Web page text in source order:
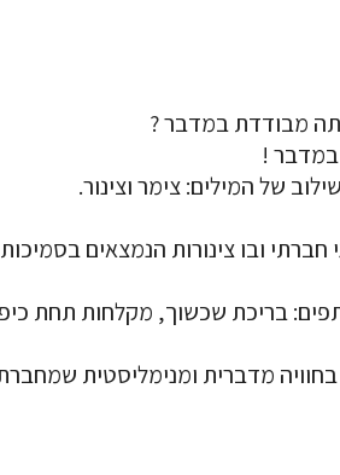
מבודדת במדבר ?
במדבר !
של המילים: צימר וצינור.
ובו צינורות הנמצאים
בריכת שכשוך, מקלחות תחת
מדברית ומנימליסטית